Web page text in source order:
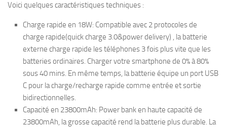
Voici quelques caractéristiques techniques :
Charge rapide en 18W: Compatible avec 2 protocoles de
charge rapide(quick charge 3.0&power delivery) , la batterie
externe charge rapide les téléphones 3 fois plus vite que les
batteries ordinaires. Charger votre smartphone de 0% à 80%
sous 40 mins. En même temps, la batterie équipe un port USB
C pour la charge/recharge rapide comme entrée et sortie
bidirectionnelles.
Capacité en 23800mAh: Power bank en haute capacité de
23800mAh, la grosse capacité rend la batterie plus durable. La